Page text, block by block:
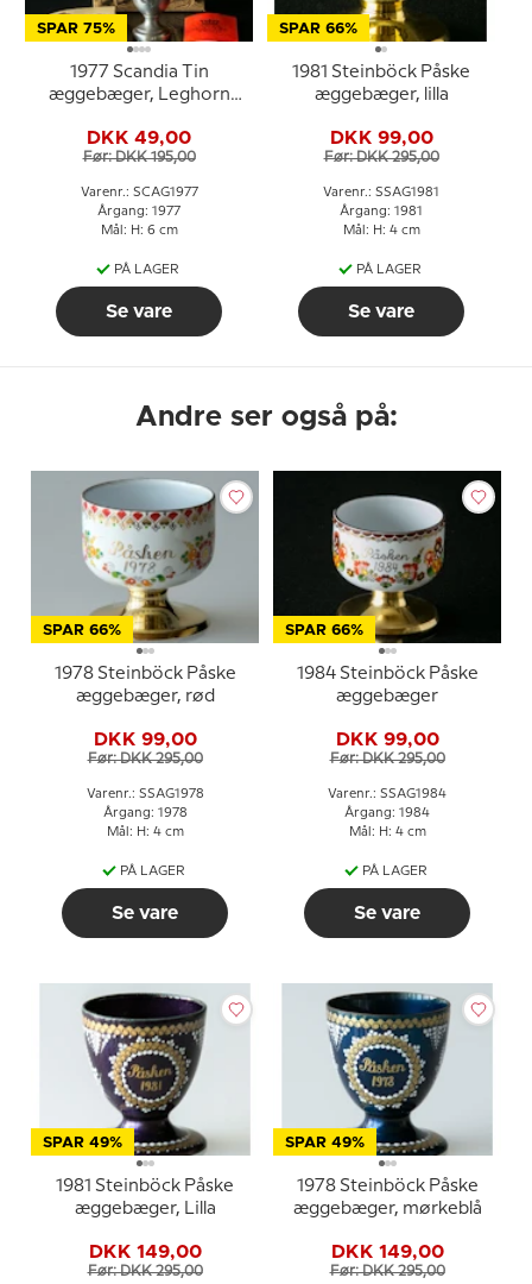
SPAR 75%
1977 Scandia Tin
æggebæger, Leghorn
DKK 49,00
Før: DKK 195,00
Varenr.: SCAG1977
Årgang: 1977
Mål: H: 6 cm
PÅ LAGER
Se vare
SPAR 66%
1981 Steinböck Påske
æggebæger, lilla
DKK 99,00
Før: DKK 295,00
Varenr.: SSAG1981
Årgang: 1981
Mål: H: 4 cm
PÅ LAGER
Se vare
Andre ser også på:
SPAR 66%
1978 Steinböck Påske
æggebæger, rød
DKK 99,00
Før: DKK 295,00
Varenr.: SSAG1978
Årgang: 1978
Mål: H: 4 cm
PÅ LAGER
Se vare
SPAR 66%
1984 Steinböck Påske
æggebæger
DKK 99,00
Før: DKK 295,00
Varenr.: SSAG1984
Årgang: 1984
Mål: H: 4 cm
PÅ LAGER
Se vare
SPAR 49%
1981 Steinböck Påske
æggebæger, Lilla
DKK 149,00
Før: DKK 295,00
SPAR 49%
1978 Steinböck Påske
æggebæger, mørkeblå
DKK 149,00
Før: DKK 295,00